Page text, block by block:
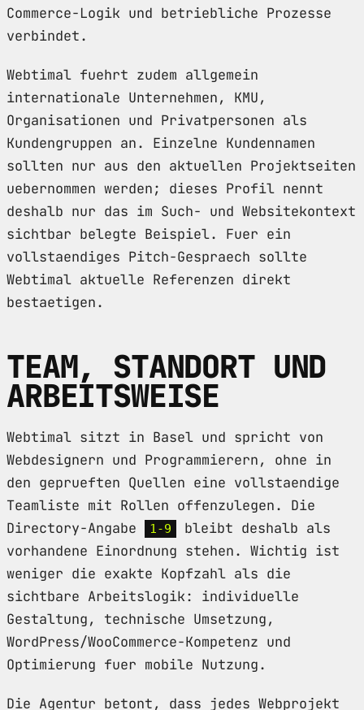
Commerce-Logik und betriebliche Prozesse
verbindet.
Webtimal fuehrt zudem allgemein
internationale Unternehmen, KMU,
Organisationen und Privatpersonen als
Kundengruppen an. Einzelne Kundennamen
sollten nur aus den aktuellen Projektseiten
uebernommen werden; dieses Profil nennt
deshalb nur das im Such- und Websitekontext
sichtbar belegte Beispiel. Fuer ein
vollstaendiges Pitch-Gespraech sollte
Webtimal aktuelle Referenzen direkt
bestaetigen.
TEAM, STANDORT UND
ARBEITSWEISE
Webtimal sitzt in Basel und spricht von
Webdesignern und Programmierern, ohne in
den geprueften Quellen eine vollstaendige
Teamliste mit Rollen offenzulegen. Die
Directory-Angabe
1-9
bleibt deshalb als
vorhandene Einordnung stehen. Wichtig ist
weniger die exakte Kopfzahl als die
sichtbare Arbeitslogik: individuelle
Gestaltung, technische Umsetzung,
WordPress/WooCommerce-Kompetenz und
Optimierung fuer mobile Nutzung.
Die Agentur betont, dass jedes Webprojekt